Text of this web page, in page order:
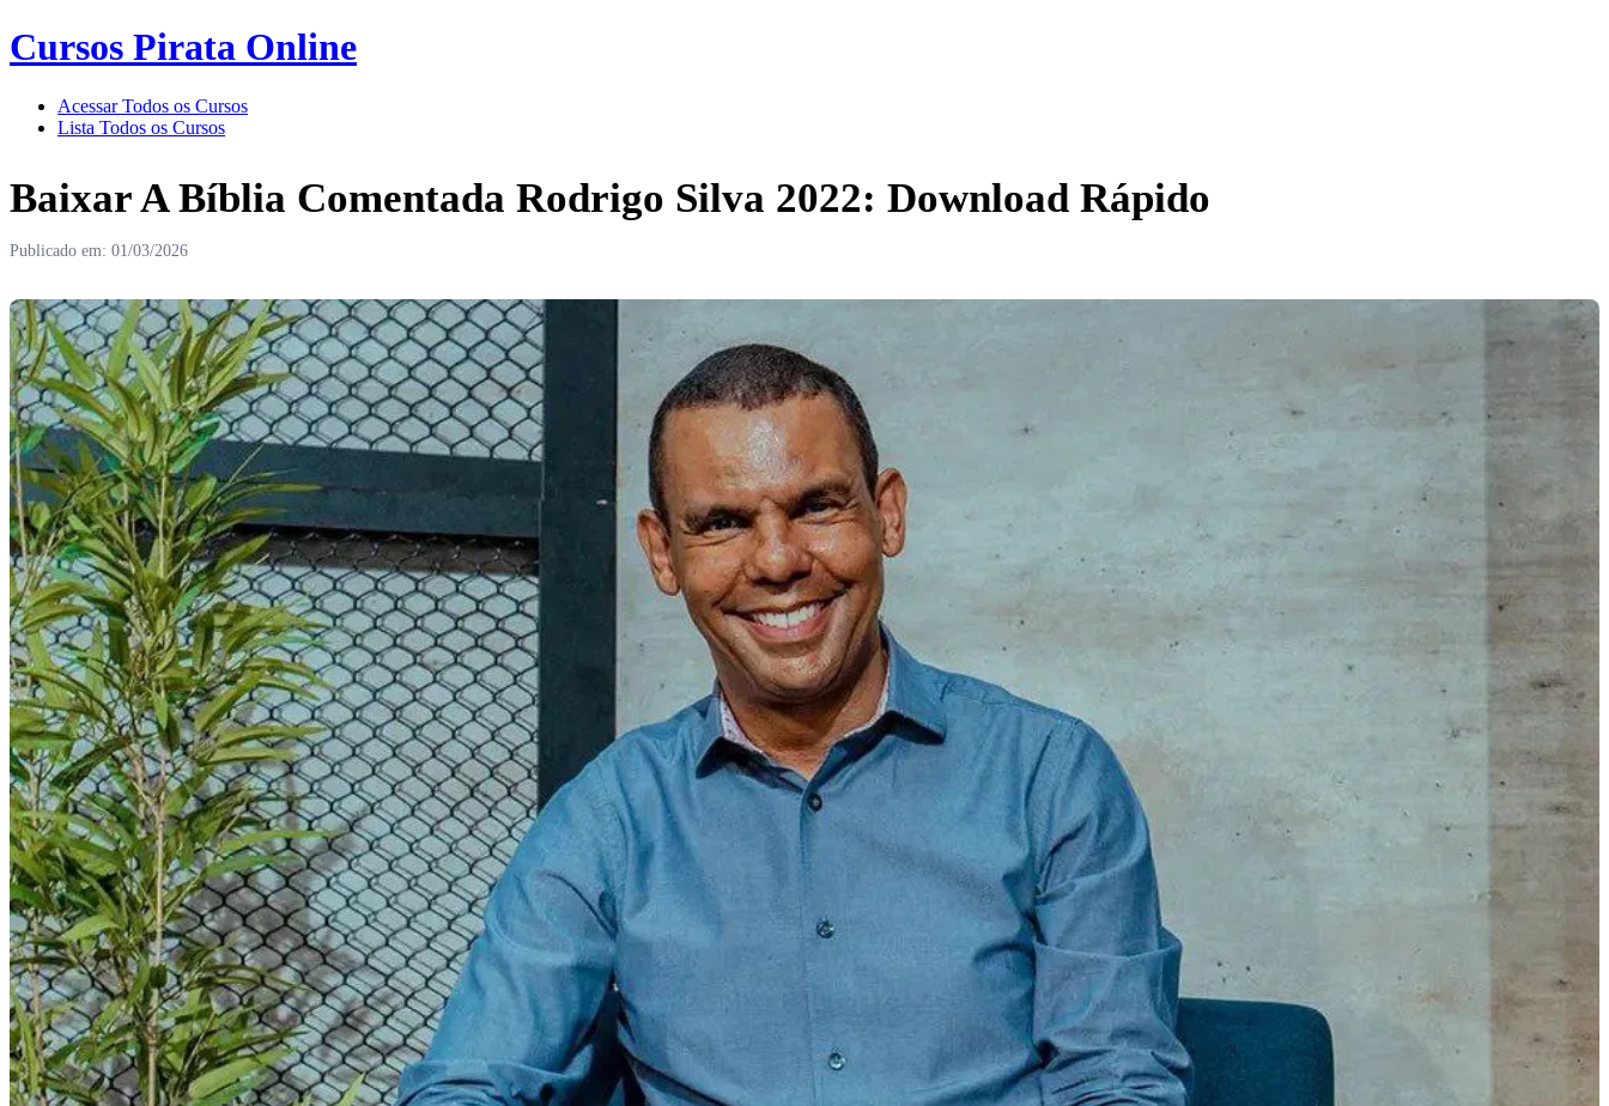
Cursos Pirata Online
Acessar Todos os Cursos
Lista Todos os Cursos
Baixar A Bíblia Comentada Rodrigo Silva 2022: Download Rápido
Publicado em: 01/03/2026